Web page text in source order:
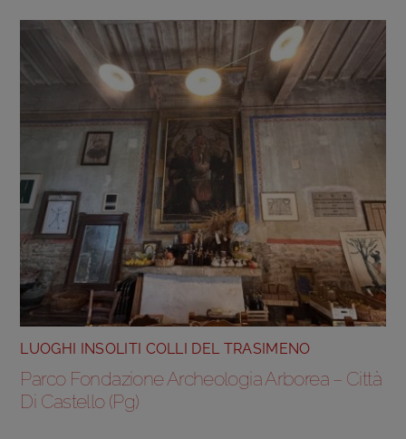
LUOGHI INSOLITI COLLI DEL TRASIMENO
Parco Fondazione Archeologia Arborea – Città
Di Castello (Pg)